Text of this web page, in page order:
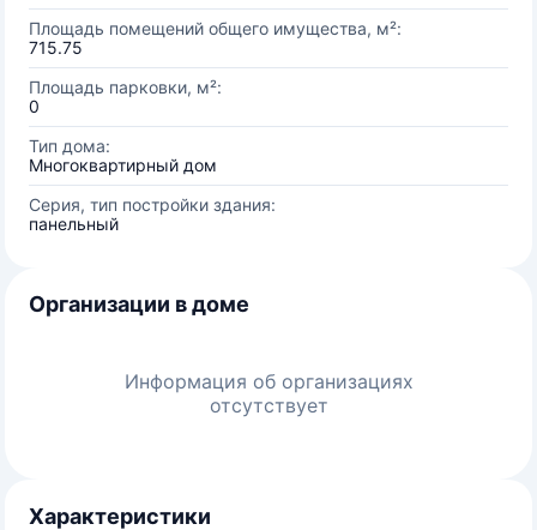
Площадь помещений общего имущества, м²:
715.75
Площадь парковки, м²:
0
Тип дома:
Многоквартирный дом
Серия, тип постройки здания:
панельный
Организации в доме
Информация об организациях
отсутствует
Характеристики